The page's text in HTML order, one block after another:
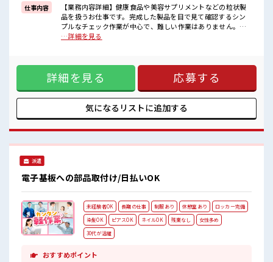
■職場の雰囲気
髪型にこだわりのあるアナタは必見！
髪型自由な職場！
仕事の合間の息抜きは休憩室で♪
程よく残業あり！
仕事内容
【業務内容詳細】健康食品や美容サプリメントなどの粒状製
品を扱うお仕事です。完成した製品を目で見て確認するシン
プルなチェック作業が中心で、難しい作業はありません。原
材料の計量や機械への投入、構内での運搬作業もあります
もらえるため、体への負担が少ないよう配慮されています。
また、使用後の機械や道具の洗浄作業では脚立を使用するこ
ともありますが、安全に配慮した手順で行い、初めての方で
も安心して作業できる環境です。【取扱製品情報】健康食
品、サプリメント、プロテイン ■お仕事PR ≪適度な残業でお
給料UP≫ 残業は月20時間未満で、 ほどよく稼げます♪ ≪完
喫！ ≪ヘアカラーOKで自由な雰囲気の職場≫ 明るすぎたり
奇抜でなければ基本的に自由！ (規定有)制服があると毎日の
っています！ イチからスキルUP・ステップUP目指していき
ましょう！ ■職場の雰囲気 髪型にこだわりのあるアナタは必
見！ 髪型自由な職場！ 仕事の合間の息抜きは休憩室で♪ ロッ
カーあり！ 安心してお仕事に集中♪ 程よく残業あり！
…詳細を見る
詳細を見る 応募する
気になるリストに追加する
派遣
電子基板への部品取付け/日払いOK
未経験者OK 長期の仕事 制服あり 休憩室あり
ロッカー完備
染髪OK
ピアスOK ネイルOK 残業なし
女性多め
30代が活躍
おすすめポイント